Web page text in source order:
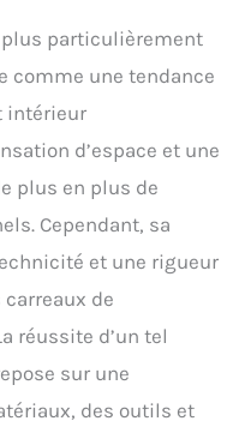
plus particulièrement
comme une tendance
intérieur
d’espace et une
plus en plus de
Cependant, sa
et une rigueur
de
réussite d’un tel
sur une
des outils et